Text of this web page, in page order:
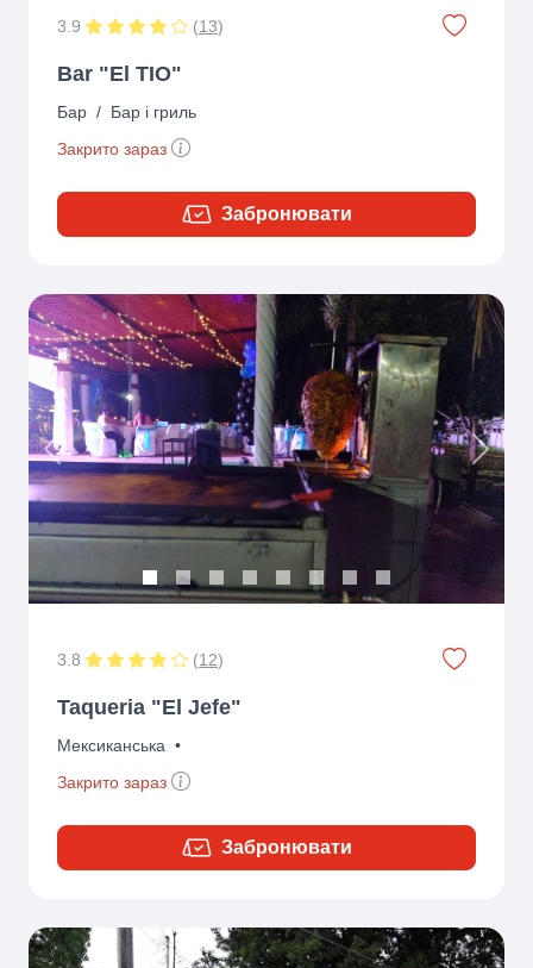
3.9 (13)
Bar "El TIO"
Бар / Бар і гриль
Закрито зараз
Забронювати
Previous Next
3.8 (12)
Taqueria "El Jefe"
Мексиканська •
Закрито зараз
Забронювати